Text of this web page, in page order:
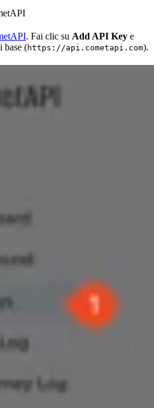
. Fai clic su Add API Key e
base (https://api.cometapi.com).